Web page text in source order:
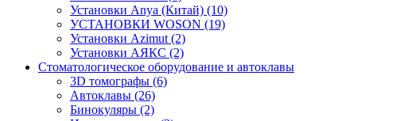
Установки Anya (Китай) (10)
УСТАНОВКИ WOSON (19)
Установки Аzimut (2)
Установки АЯКС (2)
Стоматологическое оборудование и автоклавы
3D томографы (6)
Автоклавы (26)
Бинокуляры (2)